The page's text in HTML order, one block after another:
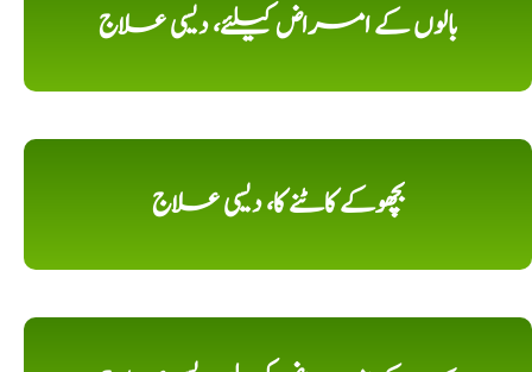
بالوں کے امراض کیلئے، دیسی علاج
بچھوکے کاٹنے کا، دیسی علاج